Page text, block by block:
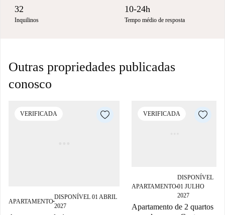
32
Inquilinos
10-24h
Tempo médio de resposta
Outras propriedades publicadas
conosco
VERIFICADA
APARTAMENTO■
DISPONÍVEL 01 ABRIL
2027
VERIFICADA
APARTAMENTO■
DISPONÍVEL
01 JULHO
2027
Apartamento de 2 quartos